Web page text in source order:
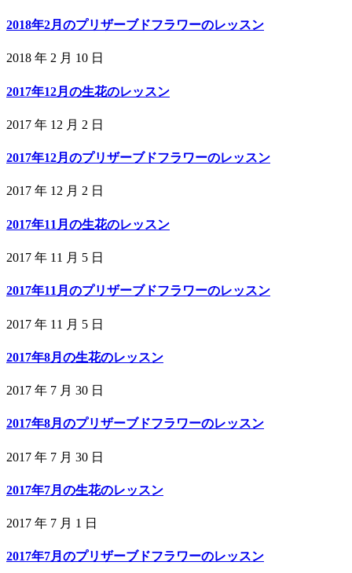
2018年2月のプリザーブドフラワーのレッスン
2018 年 2 月 10 日
2017年12月の生花のレッスン
2017 年 12 月 2 日
2017年12月のプリザーブドフラワーのレッスン
2017 年 12 月 2 日
2017年11月の生花のレッスン
2017 年 11 月 5 日
2017年11月のプリザーブドフラワーのレッスン
2017 年 11 月 5 日
2017年8月の生花のレッスン
2017 年 7 月 30 日
2017年8月のプリザーブドフラワーのレッスン
2017 年 7 月 30 日
2017年7月の生花のレッスン
2017 年 7 月 1 日
2017年7月のプリザーブドフラワーのレッスン